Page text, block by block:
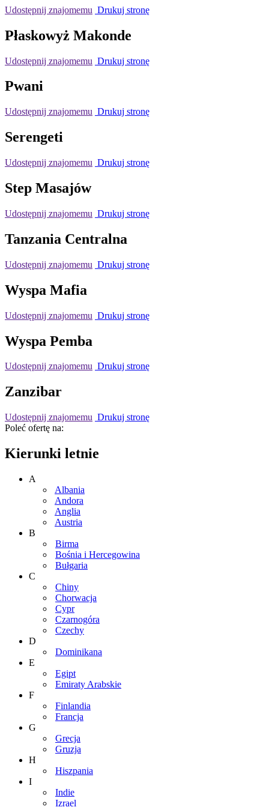
Udostępnij znajomemu Drukuj stronę
Płaskowyż Makonde
Udostępnij znajomemu Drukuj stronę
Pwani
Udostępnij znajomemu Drukuj stronę
Serengeti
Udostępnij znajomemu Drukuj stronę
Step Masajów
Udostępnij znajomemu Drukuj stronę
Tanzania Centralna
Udostępnij znajomemu Drukuj stronę
Wyspa Mafia
Udostępnij znajomemu Drukuj stronę
Wyspa Pemba
Udostępnij znajomemu Drukuj stronę
Zanzibar
Udostępnij znajomemu Drukuj stronę
Poleć ofertę na:
Kierunki letnie
A
Albania
Andora
Anglia
Austria
B
Birma
Bośnia i Hercegowina
Bułgaria
C
Chiny
Chorwacja
Cypr
Czarnogóra
Czechy
D
Dominikana
E
Egipt
Emiraty Arabskie
F
Finlandia
Francja
G
Grecja
Gruzja
H
Hiszpania
I
Indie
Izrael